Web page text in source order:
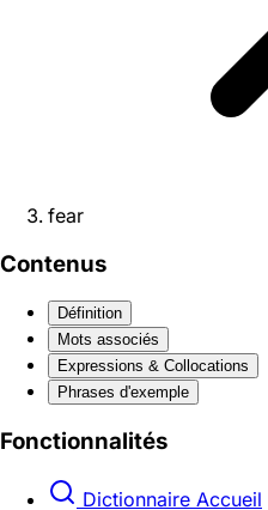
fear
Contenus
Définition
Mots associés
Expressions & Collocations
Phrases d'exemple
Fonctionnalités
Dictionnaire Accueil